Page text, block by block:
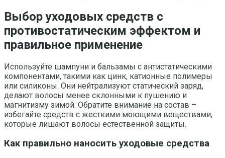
Выбор уходовых средств с
противостатическим эффектом и
правильное применение
Используйте шампуни и бальзамы с антистатическими
компонентами, такими как цинк, катионные полимеры
или силиконы. Они нейтрализуют статический заряд,
делают волосы менее склонными к пушению и
магнитизму зимой. Обратите внимание на состав –
избегайте средств с жесткими моющими веществами,
которые лишают волосы естественной защиты.
Как правильно наносить уходовые средства